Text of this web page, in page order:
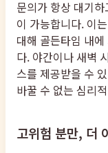
문의가 항상 대기
이 가능합니다. 이
대해 골든타임 내
다. 야간이나 새벽
스를 제공받을 수
바꿀 수 없는 심리
고위험 분만, 더